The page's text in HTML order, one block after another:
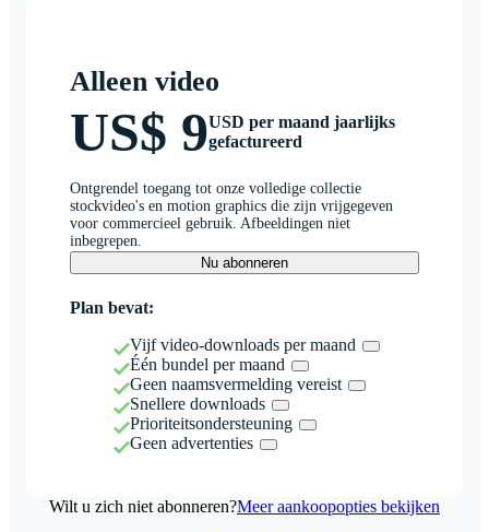
Alleen video
US$ 9USD per maand jaarlijks
gefactureerd
Ontgrendel toegang tot onze volledige collectie
stockvideo's en motion graphics die zijn vrijgegeven
voor commercieel gebruik. Afbeeldingen niet
inbegrepen.
Nu abonneren
Plan bevat:
Vijf video-downloads per maand
Één bundel per maand
Geen naamsvermelding vereist
Snellere downloads
Prioriteitsondersteuning
Geen advertenties
Wilt u zich niet abonneren?Meer aankoopopties bekijken